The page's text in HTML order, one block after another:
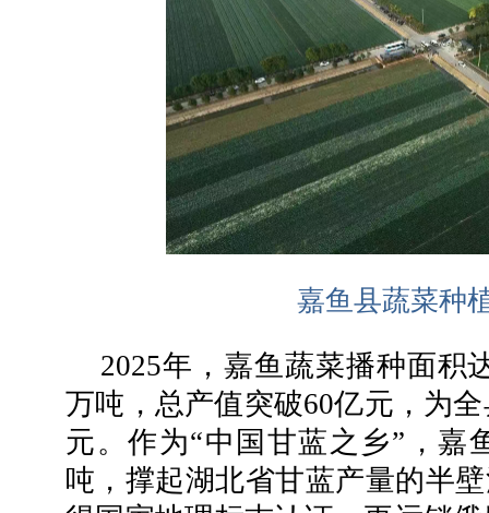
嘉鱼县蔬菜种
2025年，嘉鱼蔬菜播种面积
万吨，总产值突破60亿元，为
元。作为“中国甘蓝之乡”，嘉
吨，撑起湖北省甘蓝产量的半